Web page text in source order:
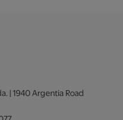
| 1940 Argentia Road